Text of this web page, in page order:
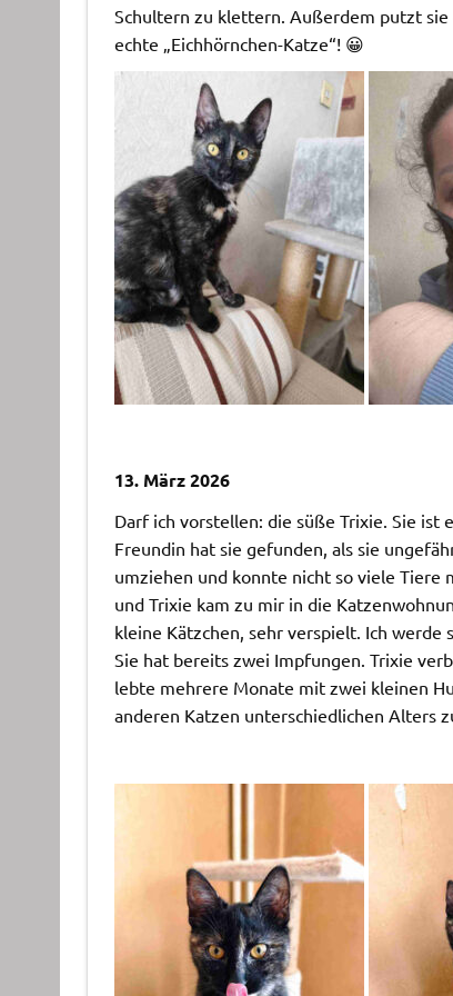
Schultern zu klettern. Außerdem putzt sie
echte „Eichhörnchen-Katze“! 😀
13. März 2026
Darf ich vorstellen: die süße Trixie. Sie
Freundin hat sie gefunden, als sie
umziehen und konnte nicht so viele Tiere
und Trixie kam zu mir in die
kleine Kätzchen, sehr verspielt. Ich werde
Sie hat bereits zwei Impfungen. Trixie
lebte mehrere Monate mit zwei kleinen
anderen Katzen unterschiedlichen Alters